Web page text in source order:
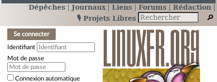
Dépêches Journaux Liens Forums
Rédaction
🎙️ Projets Libres
Se connecter
Identifiant
Mot de passe
Connexion automatique